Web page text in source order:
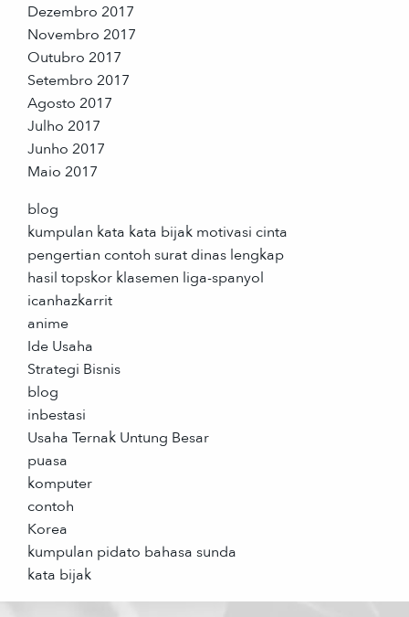
Dezembro 2017
Novembro 2017
Outubro 2017
Setembro 2017
Agosto 2017
Julho 2017
Junho 2017
Maio 2017
blog
kumpulan kata kata bijak motivasi cinta
pengertian contoh surat dinas lengkap
hasil topskor klasemen liga-spanyol
icanhazkarrit
anime
Ide Usaha
Strategi Bisnis
blog
inbestasi
Usaha Ternak Untung Besar
puasa
komputer
contoh
Korea
kumpulan pidato bahasa sunda
kata bijak